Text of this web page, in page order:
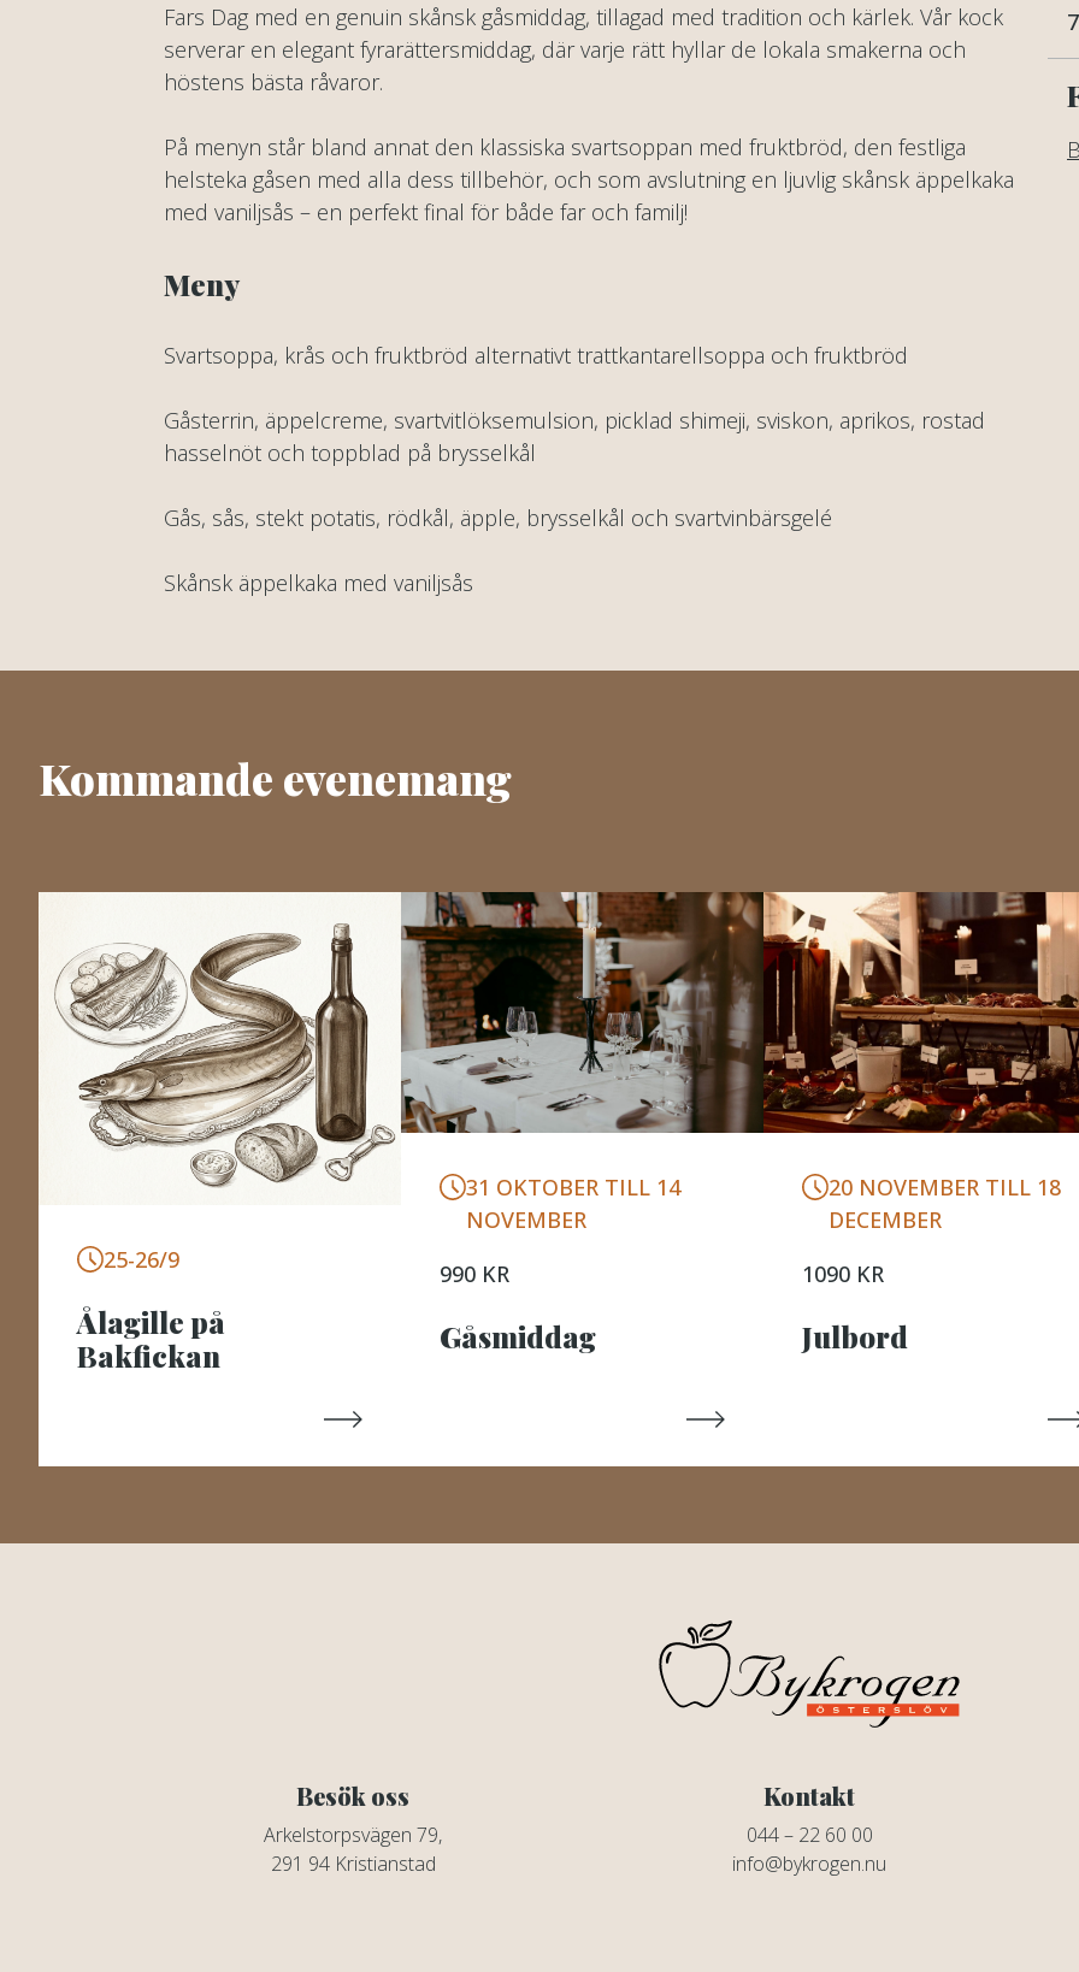
Fars Dag med en genuin skånsk gåsmiddag, tillagad med tradition och kärlek. Vår kock
serverar en elegant fyrarättersmiddag, där varje rätt hyllar de lokala smakerna och
höstens bästa råvaror.
På menyn står bland annat den klassiska svartsoppan med fruktbröd, den festliga
helsteka gåsen med alla dess tillbehör, och som avslutning en ljuvlig skånsk äppelkaka
med vaniljsås – en perfekt final för både far och familj!
Meny
Svartsoppa, krås och fruktbröd alternativt trattkantarellsoppa och fruktbröd
Gåsterrin, äppelcreme, svartvitlöksemulsion, picklad shimeji, sviskon, aprikos, rostad
hasselnöt och toppblad på brysselkål
Gås, sås, stekt potatis, rödkål, äpple, brysselkål och svartvinbärsgelé
Skånsk äppelkaka med vaniljsås
Kommande evenemang
25-26/9
Ålagille på
Bakfickan
31 OKTOBER TILL 14
NOVEMBER
990 KR
Gåsmiddag
20 NOVEMBER TILL 18
DECEMBER
1090 KR
Julbord
Besök oss
Arkelstorpsvägen 79,
291 94 Kristianstad
Kontakt
044 – 22 60 00
info@bykrogen.nu